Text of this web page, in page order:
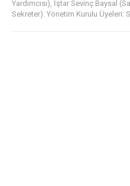
Yardımcısı), İştar Sevinç Baysal
Sekreter). Yönetim Kurulu